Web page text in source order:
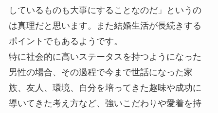
しているものも大事にすることなのだ」というの
は真理だと思います。また結婚生活が長続きする
ポイントでもあるようです。
特に社会的に高いステータスを持つようになった
男性の場合、その過程で今まで世話になった家
族、友人、環境、自分を培ってきた趣味や成功に
導いてきた考え方など、強いこだわりや愛着を持